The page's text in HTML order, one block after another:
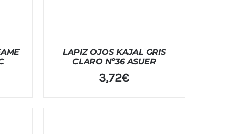
LAPIZ OJOS KAJAL GRIS
CLARO Nº36 ASUER
3,72€